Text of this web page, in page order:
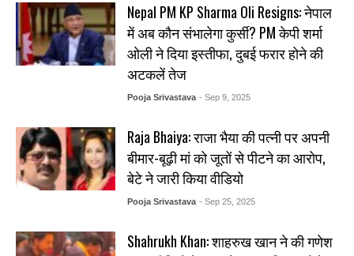
Nepal PM KP Sharma Oli Resigns: नेपाल
में अब कौन संभालेगा कुर्सी? PM केपी शर्मा
ओली ने दिया इस्तीफा, दुबई फरार होने की
अटकलें तेज
Pooja Srivastava - Sep 9, 2025
Raja Bhaiya: राजा भैया की पत्नी पर अपनी
बीमार-बूढ़ी मां को जूतों से पीटने का आरोप,
बेटे ने जारी किया वीडियो
Pooja Srivastava - Sep 25, 2025
Shahrukh Khan: शाहरुख खान ने की गणेश